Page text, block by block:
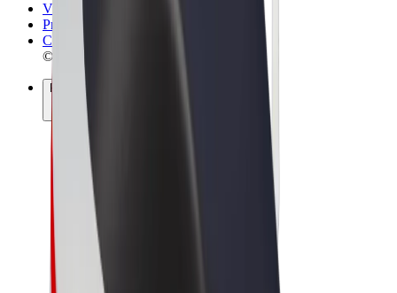
Vilkår og betingelser
Privatliv
Cookies
© 2026 Bolt Technology OÜ
Produkter
Ture
Løbehjul
Bolt Marked
Bolt Food
Bolt Drive
Bolt for Business